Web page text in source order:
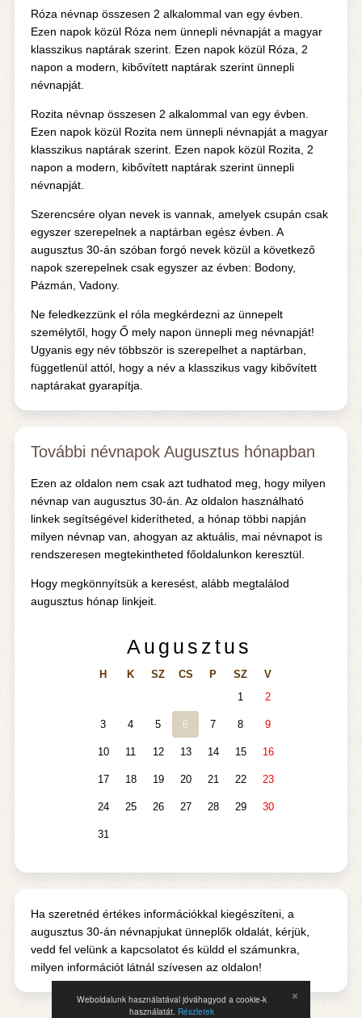
Weboldalunk használatával jóváhagyod a cookie-k
használatát. Részletek
Róza névnap összesen 2 alkalommal van egy évben.
Ezen napok közül Róza nem ünnepli névnapját a magyar
klasszikus naptárak szerint. Ezen napok közül Róza, 2
napon a modern, kibővített naptárak szerint ünnepli
névnapját.
Rozita névnap összesen 2 alkalommal van egy évben.
Ezen napok közül Rozita nem ünnepli névnapját a magyar
klasszikus naptárak szerint. Ezen napok közül Rozita, 2
napon a modern, kibővített naptárak szerint ünnepli
névnapját.
Szerencsére olyan nevek is vannak, amelyek csupán csak
egyszer szerepelnek a naptárban egész évben. A
augusztus 30-án szóban forgó nevek közül a következő
napok szerepelnek csak egyszer az évben: Bodony,
Pázmán, Vadony.
Ne feledkezzünk el róla megkérdezni az ünnepelt
személytől, hogy Ő mely napon ünnepli meg névnapját!
Ugyanis egy név többször is szerepelhet a naptárban,
függetlenül attól, hogy a név a klasszikus vagy kibővített
naptárakat gyarapítja.
További névnapok Augusztus hónapban
Ezen az oldalon nem csak azt tudhatod meg, hogy milyen
névnap van augusztus 30-án. Az oldalon használható
linkek segítségével kiderítheted, a hónap többi napján
milyen névnap van, ahogyan az aktuális, mai névnapot is
rendszeresen megtekintheted főoldalunkon keresztül.
Hogy megkönnyítsük a keresést, alább megtalálod
augusztus hónap linkjeit.
Augusztus
H K SZ CS P SZ
V
1
2
3 4 5 6 7 8 9
10 11 12 13 14 15 16
17 18 19 20 21 22 23
24 25 26 27 28 29 30
31
Ha szeretnéd értékes információkkal kiegészíteni, a
augusztus 30-án névnapjukat ünneplők oldalát, kérjük,
vedd fel velünk a kapcsolatot és küldd el számunkra,
milyen információt látnál szívesen az oldalon!